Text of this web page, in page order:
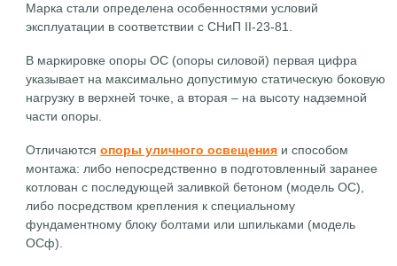
Марка стали определена особенностями условий
эксплуатации в соответствии с СНиП II-23-81.
В маркировке опоры ОС (опоры силовой) первая цифра
указывает на максимально допустимую статическую боковую
нагрузку в верхней точке, а вторая – на высоту надземной
части опоры.
Отличаютсяопоры уличного освещения и способом
монтажа: либо непосредственно в подготовленный заранее
котлован с последующей заливкой бетоном (модель ОС),
либо посредством крепления к специальному
фундаментному блоку болтами или шпильками (модель
ОСф).